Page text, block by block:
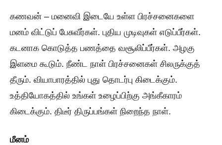
கணவன் – மனைவி இடையே உள்ள பிரச்சனைகளை
மனம் விட்டுப் பேசுவீர்கள். புதிய முடிவுகள் எடுப்பீர்கள்.
கடனாக கொடுத்த பணத்தை வசூலிப்பீர்கள். அழகு
இளமை கூடும். நீண்ட நாள் பிரச்சனைகள் சிலருக்குத்
தீரும். வியாபாரத்தில் புது தொடர்பு கிடைக்கும்.
உத்தியோகத்தில் உங்கள் உழைப்பிற்கு அங்கீகாரம்
கிடைக்கும். திடீர் திருப்பங்கள் நிறைந்த நாள்.
மீனம்